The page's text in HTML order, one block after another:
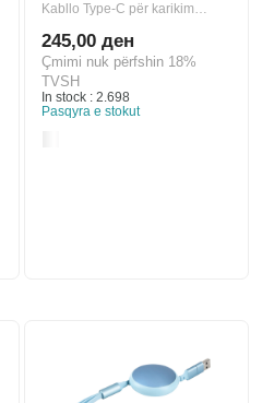
Kabllo Type-C për karikim…
245,00 ден
Çmimi nuk përfshin 18%
TVSH
In stock : 2.698
Pasqyra e stokut